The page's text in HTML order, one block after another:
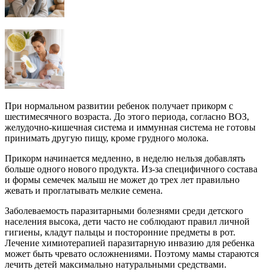
При нормальном развитии ребенок получает прикорм с
шестимесячного возраста. До этого периода, согласно ВОЗ,
желудочно-кишечная система и иммунная система не готовы
принимать другую пищу, кроме грудного молока.
Прикорм начинается медленно, в неделю нельзя добавлять
больше одного нового продукта. Из-за специфичного состава
и формы семечек малыш не может до трех лет правильно
жевать и проглатывать мелкие семена.
Заболеваемость паразитарными болезнями среди детского
населения высока, дети часто не соблюдают правил личной
гигиены, кладут пальцы и посторонние предметы в рот.
Лечение химиотерапией паразитарную инвазию для ребенка
может быть чревато осложнениями. Поэтому мамы стараются
лечить детей максимально натуральными средствами.